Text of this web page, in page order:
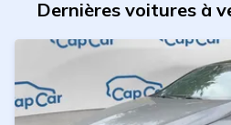
Dernières voitures à